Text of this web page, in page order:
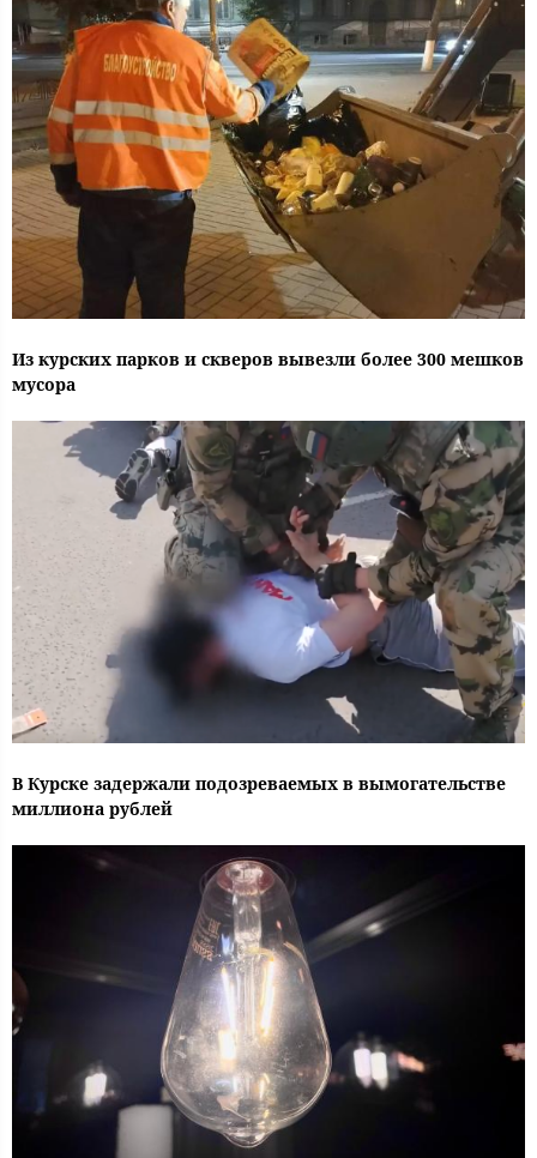
Из курских парков и скверов вывезли более 300 мешков
мусора
В Курске задержали подозреваемых в вымогательстве
миллиона рублей